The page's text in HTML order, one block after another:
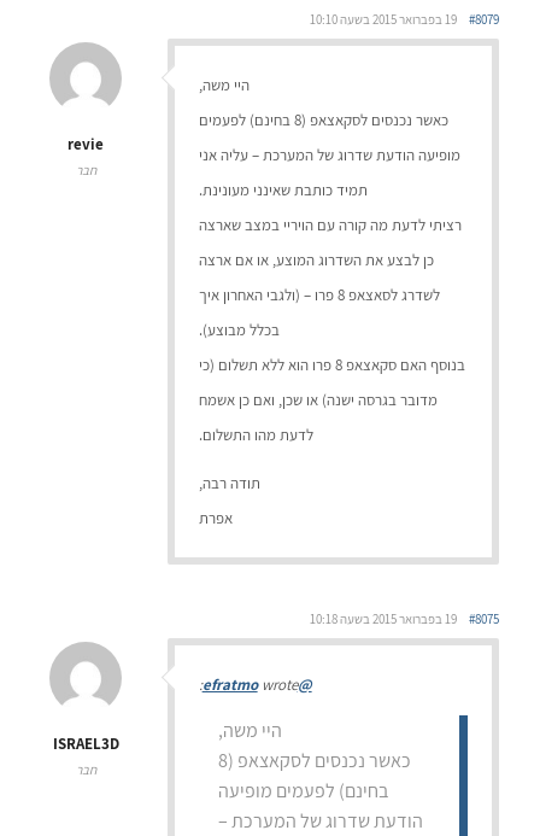
19 בפברואר 2015 בשעה 10:10 #8079
revie
חבר
היי משה,
כאשר נכנסים לסקאצאפ (8 בחינם) לפעמים
מופיעה הודעת שדרוג של המערכת – עליה אני
תמיד כותבת שאינני מעונינת.
רציתי לדעת מה קורה עם הויריי במצב שארצה
כן לבצע את השדרוג המוצע, או אם ארצה
לשדרג לסאצאפ 8 פרו – (ולגבי האחרון איך
בכלל מבוצע).
בנוסף האם סקאצאפ 8 פרו הוא ללא תשלום (כי
מדובר בגרסה ישנה) או שכן, ואם כן אשמח
לדעת מהו התשלום.
תודה רבה,
אפרת
19 בפברואר 2015 בשעה 10:18 #8075
ISRAEL3D
חבר
@efratmo
wrote:
היי משה,
כאשר נכנסים לסקאצאפ (8
בחינם) לפעמים מופיעה
הודעת שדרוג של המערכת –